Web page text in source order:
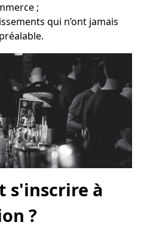
;
qui n’ont jamais
s'inscrire à
?